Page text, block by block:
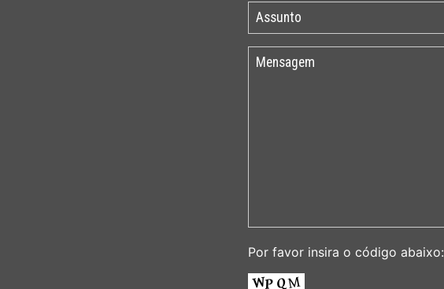
Por favor insira o código abaixo: